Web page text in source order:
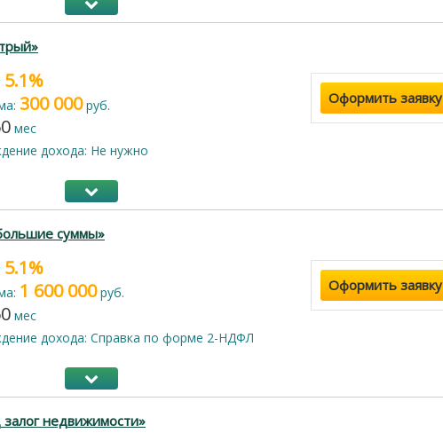
5.1%
300 000руб.
мес
дохода: Не нужно
Оформить заявку
суммы»
5.1%
1 600 000руб.
мес
дохода: Справка по форме 2-НДФЛ
Оформить заявку
недвижимости»